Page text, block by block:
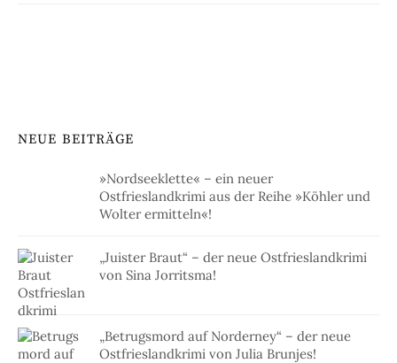
NEUE BEITRÄGE
»Nordseeklette« – ein neuer
Ostfrieslandkrimi aus der Reihe »Köhler und
Wolter ermitteln«!
„Juister Braut“ – der neue Ostfrieslandkrimi
von Sina Jorritsma!
„Betrugsmord auf Norderney“ – der neue
Ostfrieslandkrimi von Julia Brunjes!